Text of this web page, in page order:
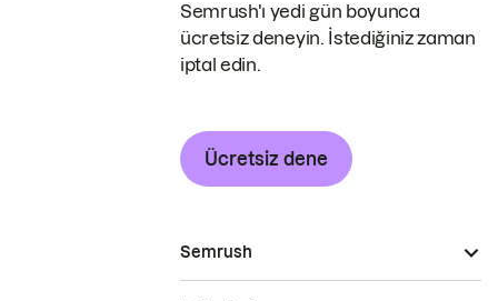
Semrush'ı yedi gün boyunca
ücretsiz deneyin. İstediğiniz zaman
iptal edin.
Ücretsiz dene
Semrush